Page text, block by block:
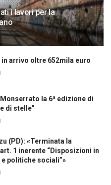
i lavori per la
in arrivo oltre 652mila euro
la 6ª edizione di
di stelle”
(PD): «Terminata la
1 inerente “Disposizioni in
politiche sociali”»